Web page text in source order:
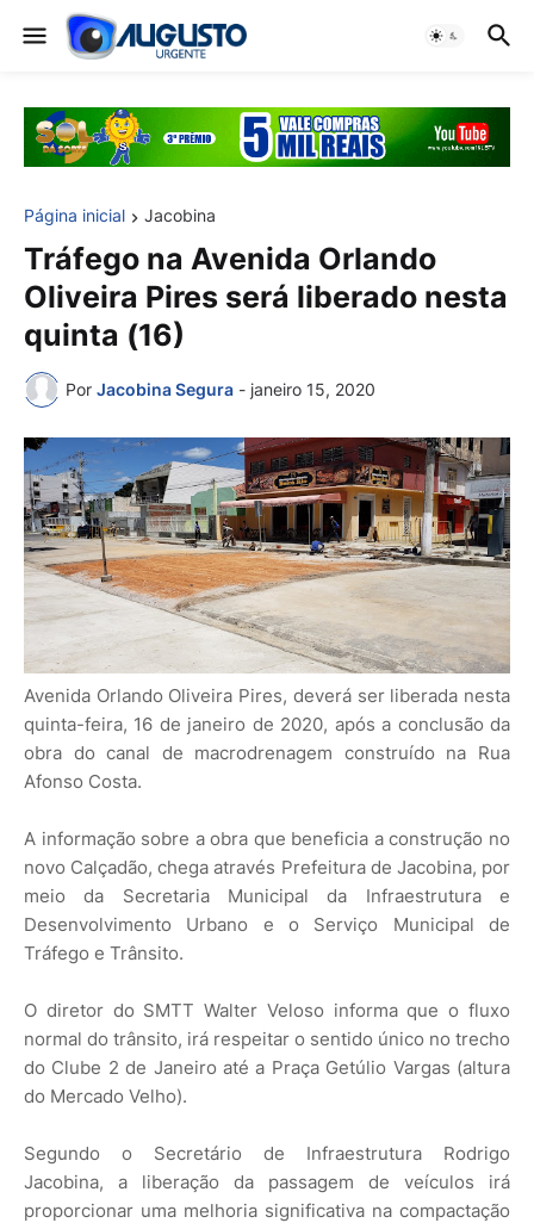
Página inicial Jacobina
Tráfego na Avenida Orlando
Oliveira Pires será liberado nesta
quinta (16)
Por Jacobina Segura - janeiro 15, 2020
Avenida Orlando Oliveira Pires, deverá ser liberada nesta
quinta-feira, 16 de janeiro de 2020, após a conclusão da
obra do canal de macrodrenagem construído na Rua
Afonso Costa.
A informação sobre a obra que beneficia a construção no
novo Calçadão, chega através Prefeitura de Jacobina, por
meio da Secretaria Municipal da Infraestrutura e
Desenvolvimento Urbano e o Serviço Municipal de
Tráfego e Trânsito.
O diretor do SMTT Walter Veloso informa que o fluxo
normal do trânsito, irá respeitar o sentido único no trecho
do Clube 2 de Janeiro até a Praça Getúlio Vargas (altura
do Mercado Velho).
Segundo o Secretário de Infraestrutura Rodrigo
Jacobina, a liberação da passagem de veículos irá
proporcionar uma melhoria significativa na compactação